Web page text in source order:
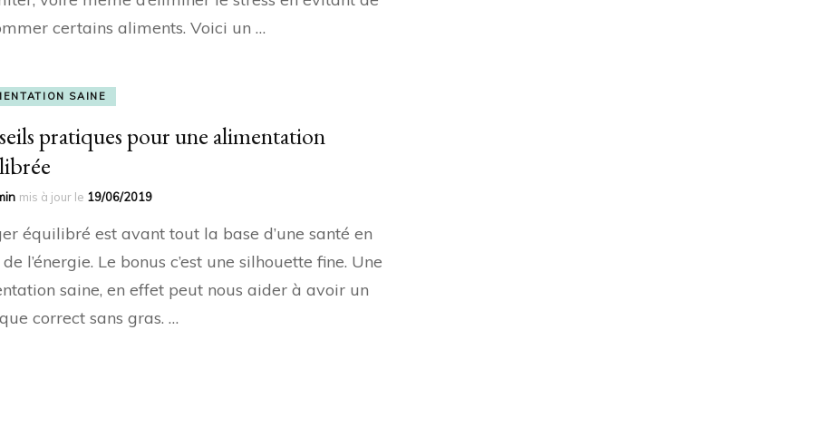
certains aliments. Voici un …
SAINE
pratiques pour une alimentation
mis à jour le 19/06/2019
équilibré est avant tout la base d’une santé en
l’énergie. Le bonus c’est une silhouette fine. Une
saine, en effet peut nous aider à avoir un
correct sans gras. …